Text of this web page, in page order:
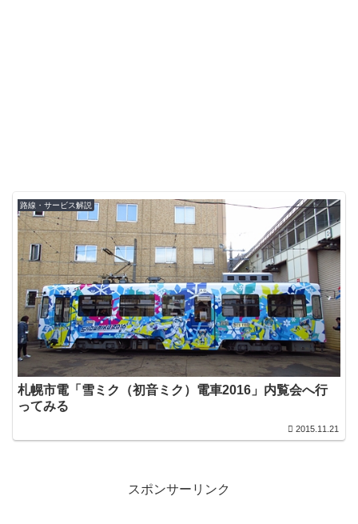
路線・サービス解説
札幌市電「雪ミク（初音ミク）電車2016」内覧会へ行
ってみる
2015.11.21
スポンサーリンク